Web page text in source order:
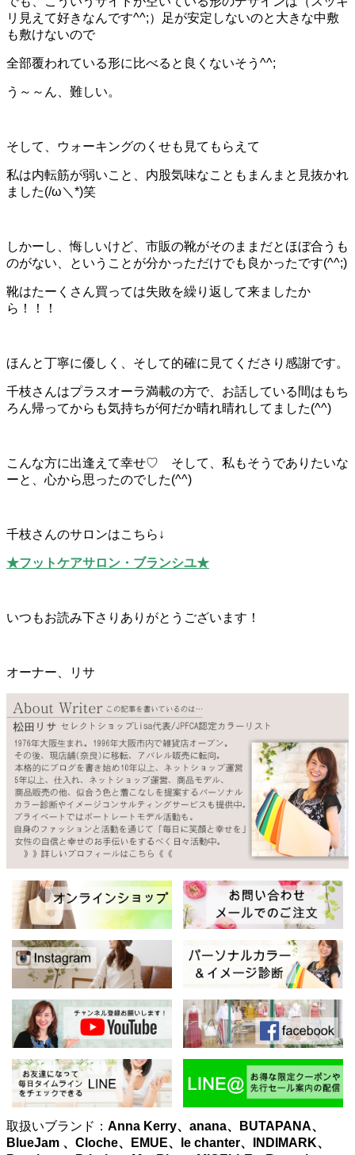
リ見えて好きなんです^^;）足が安定しないのと大きな中敷
も敷けないので
全部覆われている形に比べると良くないそう^^;
う～～ん、難しい。
そして、ウォーキングのくせも見てもらえて
私は内転筋が弱いこと、内股気味なこともまんまと見抜かれ
ました(/ω＼*)笑
しかーし、悔しいけど、市販の靴がそのままだとほぼ合うも
のがない、ということが分かっただけでも良かったです(^^;)
靴はたーくさん買っては失敗を繰り返して来ましたか
ら！！！
ほんと丁寧に優しく、そして的確に見てくださり感謝です。
千枝さんはプラスオーラ満載の方で、お話している間はもち
ろん帰ってからも気持ちが何だか晴れ晴れしてました(^^)
こんな方に出逢えて幸せ♡ そして、私もそうでありたいな
ーと、心から思ったのでした(^^)
千枝さんのサロンはこちら↓
★フットケアサロン・ブランシユ★
いつもお読み下さりありがとうございます！
オーナー、リサ
取扱いブランド： Anna Kerry、anana、BUTAPANA、
BlueJam 、Cloche、EMUE、le chanter、INDIMARK、